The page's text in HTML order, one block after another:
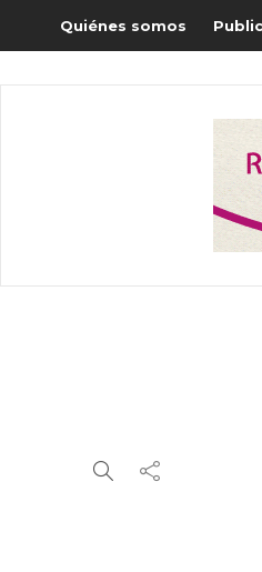
Quiénes somos